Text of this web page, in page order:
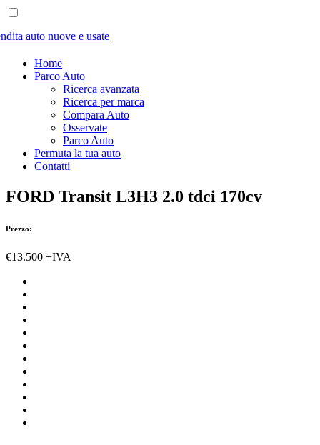
Home
Parco Auto
Ricerca avanzata
Ricerca per marca
Compara Auto
Osservate
Parco Auto
Permuta la tua auto
Contatti
FORD Transit L3H3 2.0 tdci 170cv
Prezzo:
€13.500 +IVA